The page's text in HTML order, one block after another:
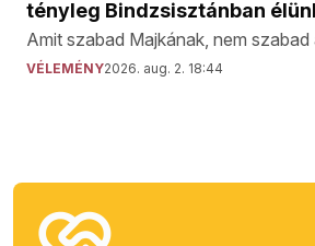
tényleg Bindzsisztánban
Amit szabad Majkának, nem szabad
VÉLEMÉNY2026. aug. 2. 18:44